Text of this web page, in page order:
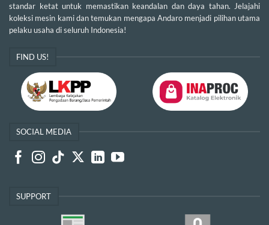
standar ketat untuk memastikan keandalan dan daya tahan. Jelajahi
koleksi mesin kami dan temukan mengapa Andaro menjadi pilihan utama
pelaku usaha di seluruh Indonesia!
FIND US!
SOCIAL MEDIA
SUPPORT